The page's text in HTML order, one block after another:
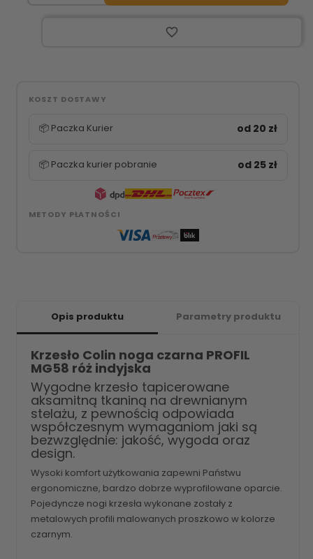
favorite_border
KOSZT DOSTAWY
📦 Paczka Kurier od 20 zł
📦 Paczka kurier pobranie od 25 zł
METODY PŁATNOŚCI
Opis produktu Parametry produktu
Krzesło Colin noga czarna PROFIL
MG58 róż indyjska
Wygodne krzesło tapicerowane
aksamitną tkaniną na drewnianym
stelażu, z pewnością odpowiada
współczesnym wymaganiom jaki są
bezwzględnie: jakość, wygoda oraz
design.
Wysoki komfort użytkowania zapewni Państwu
ergonomiczne, bardzo dobrze wyprofilowane oparcie.
Pojedyncze nogi krzesła wykonane zostały z
metalowych profili malowanych proszkowo w kolorze
czarnym.